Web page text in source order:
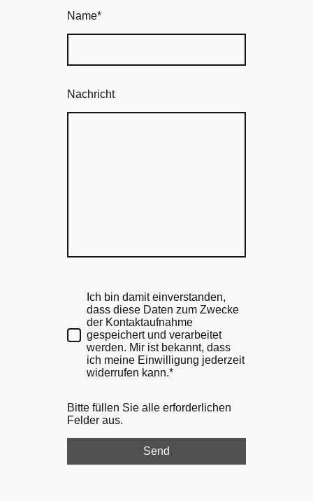
Name*
Nachricht
Ich bin damit einverstanden,
dass diese Daten zum Zwecke
der Kontaktaufnahme
gespeichert und verarbeitet
werden. Mir ist bekannt, dass
ich meine Einwilligung jederzeit
widerrufen kann.*
Bitte füllen Sie alle erforderlichen
Felder aus.
Send